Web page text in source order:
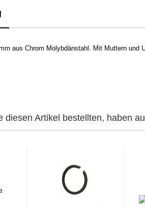
aus Chrom Molybdänstahl. Mit Muttern und
diesen Artikel bestellten, haben